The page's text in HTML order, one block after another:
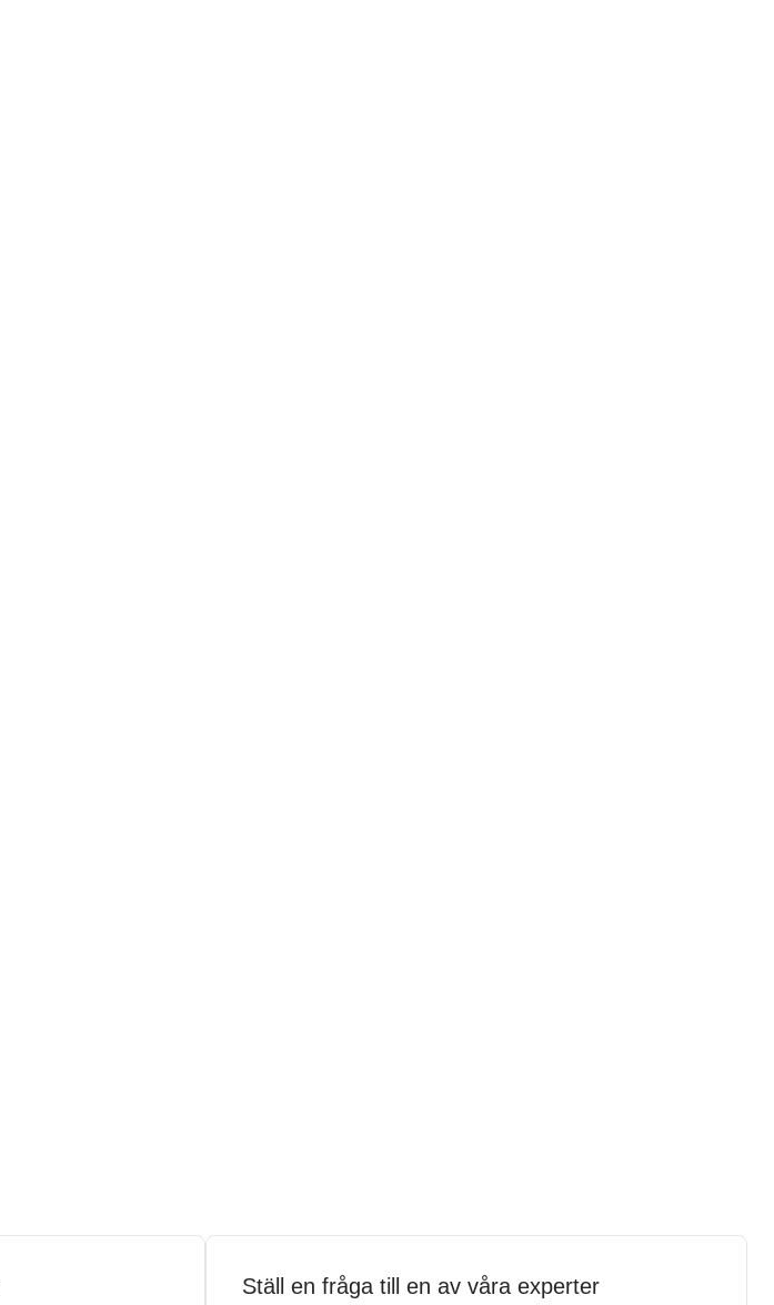
Ställ en fråga till en av våra experter